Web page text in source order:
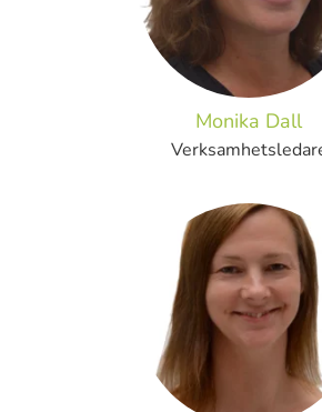
Monika Dall